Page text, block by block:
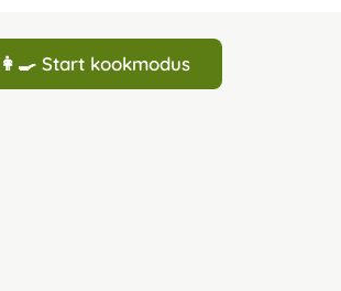
👩‍🍳 Start kookmodus